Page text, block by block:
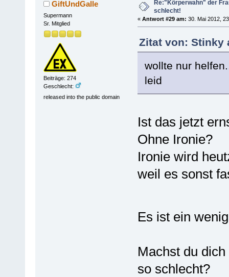
GiftUndGalle
Supermann
Sr. Mitglied
Beiträge: 274
Geschlecht:
released into the public domain
Re:"Körperwahn" der
schlecht!
« Antwort #29 am: 30. Mai 2012,
Zitat von: Stinky
wollte nur
leid
Ist das jetzt
Ohne Ironie?
Ironie wird
weil es sonst
Es ist ein
Machst du
so schlecht?